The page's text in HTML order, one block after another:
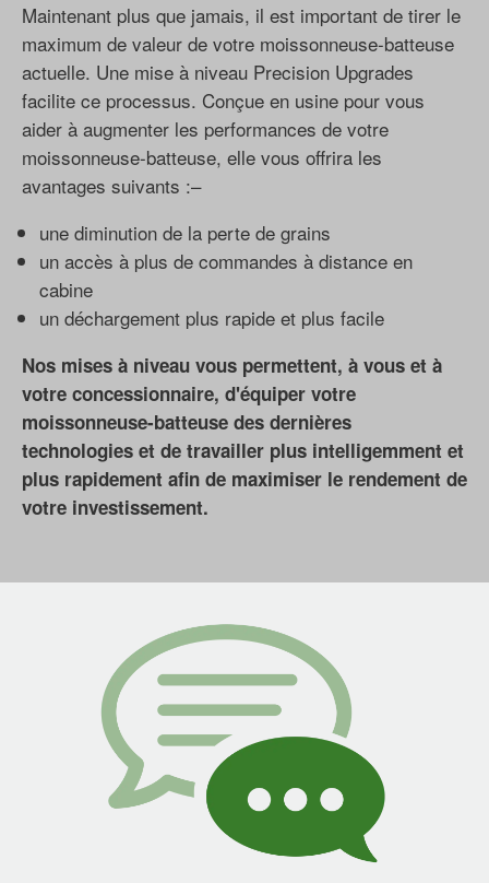
Maintenant plus que jamais, il est important de tirer le
maximum de valeur de votre moissonneuse-batteuse
actuelle. Une mise à niveau Precision Upgrades
facilite ce processus. Conçue en usine pour vous
aider à augmenter les performances de votre
moissonneuse-batteuse, elle vous offrira les
avantages suivants :–
une diminution de la perte de grains
un accès à plus de commandes à distance en
cabine
un déchargement plus rapide et plus facile
Nos mises à niveau vous permettent, à vous et à
votre concessionnaire, d'équiper votre
moissonneuse-batteuse des dernières
technologies et de travailler plus intelligemment et
plus rapidement afin de maximiser le rendement de
votre investissement.